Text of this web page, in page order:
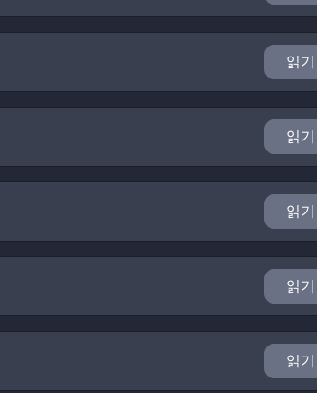
읽기
읽기
읽기
읽기
읽기